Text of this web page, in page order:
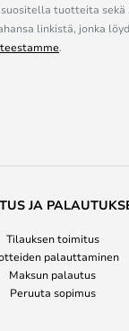
tuotteita
linkistä, jonka
.
JA
Tilauksen toimitus
palauttaminen
Maksun palautus
Peruuta sopimus